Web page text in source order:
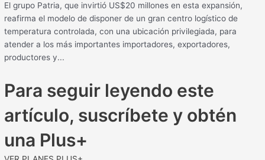
El grupo Patria, que invirtió US$20 millones en esta expansión,
reafirma el modelo de disponer de un gran centro logístico de
temperatura controlada, con una ubicación privilegiada, para
atender a los más importantes importadores, exportadores,
productores y...
Para seguir leyendo este
artículo, suscríbete y obtén
una Plus+